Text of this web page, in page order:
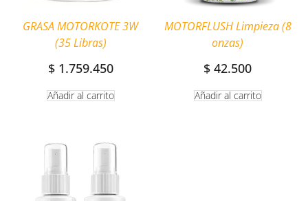
GRASA MOTORKOTE 3W
(35 Libras)
$1.759.450
Añadir al carrito
MOTORFLUSH Limpieza (8
onzas)
$ 42.500
Añadir al carrito